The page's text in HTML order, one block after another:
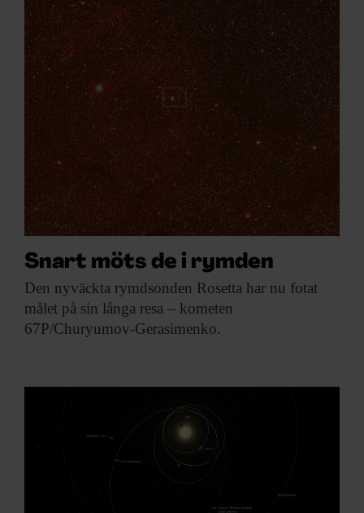
ARKIV & E-TIDNING
LYSSNA/PODD
EVENEMANG & RESOR
SHOP
KONTAKTA F&F
SKRIV I F&F
PRENUMERERA PÅ F&F
ANNONSERA I F&F
Snart möts de i rymden
Den nyväckta rymdsonden Rosetta har nu fotat
målet på sin långa resa – kometen
67P/Churyumov-Gerasimenko.